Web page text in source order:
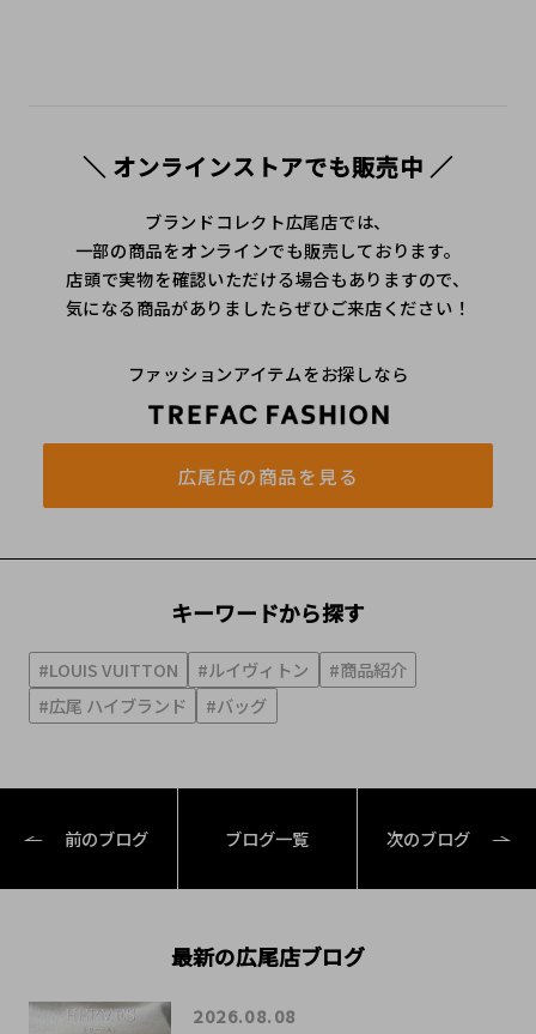
＼ オンラインストアでも販売中 ／
ブランドコレクト広尾店では、
一部の商品をオンラインでも販売しております。
店頭で実物を確認いただける場合もありますので、
気になる商品がありましたらぜひご来店ください！
ファッションアイテムをお探しなら
広尾店の商品を見る
キーワードから探す
#LOUIS VUITTON #ルイヴィトン
#商品紹介
#広尾 ハイブランド
#バッグ
前のブログ ブログ一覧 次のブログ
最新の広尾店ブログ
2026.08.08